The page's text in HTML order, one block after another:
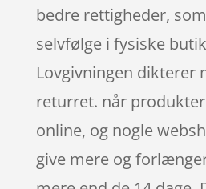
bedre rettigheder,
selvfølge i fysiske
Lovgivningen dikterer
returret. når
online, og nogle
give mere og